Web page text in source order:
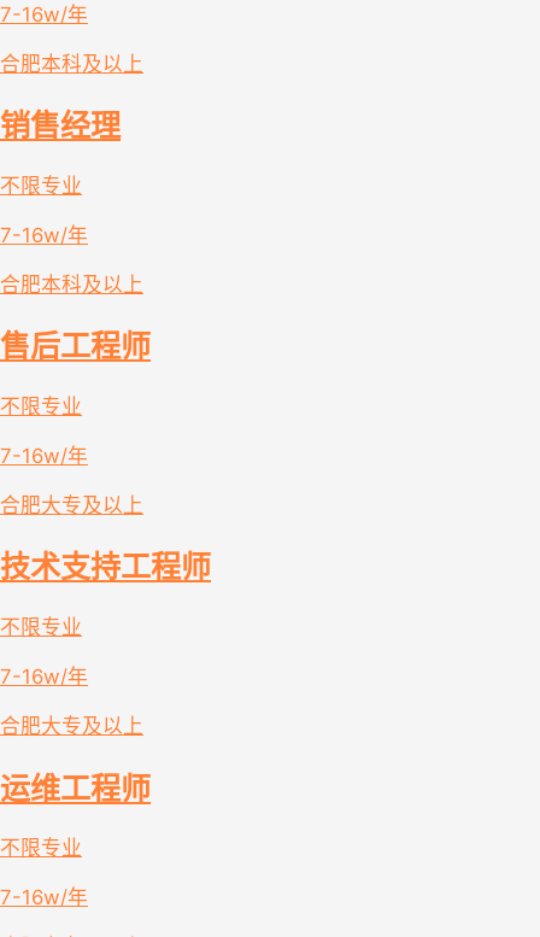
7-16w/年
合肥本科及以上
销售经理
不限专业
7-16w/年
合肥本科及以上
售后工程师
不限专业
7-16w/年
合肥大专及以上
技术支持工程师
不限专业
7-16w/年
合肥大专及以上
运维工程师
不限专业
7-16w/年